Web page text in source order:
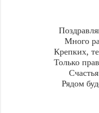
Много
Крепких,
Только
Рядом